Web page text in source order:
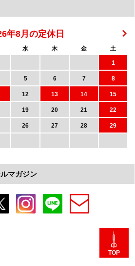
マガジン
年8月の定休日
水 木 金
土
1
5 6 7
8
12 13 14
15
19 20 21
22
26 27 28
29
TOP